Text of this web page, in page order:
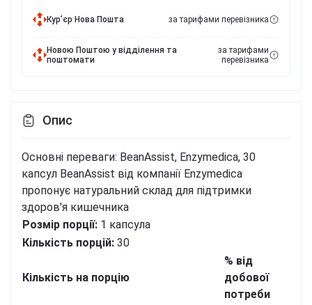
Курʼєр Нова Пошта за тарифами перевізника
Новою Поштою у відділення та
поштомати
за тарифами
перевізника
Опис
Основні переваги: BeanAssist, Enzymedica, 30
капсул BeanAssist від компанії Enzymedica
пропонує натуральний склад для підтримки
здоров'я кишечника
Розмір порції: 1 капсула
Кількість порцій: 30
Кількість на порцію
% від
добової
потреби